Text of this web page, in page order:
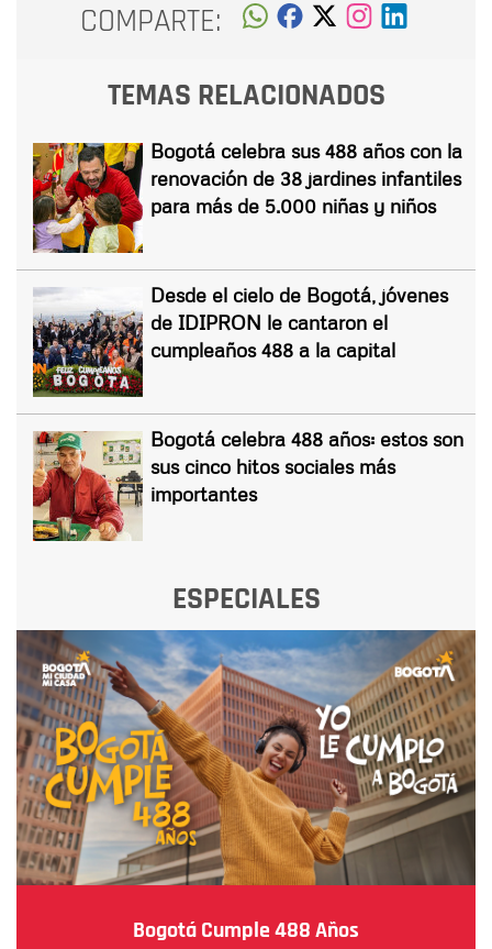
COMPARTE:
TEMAS RELACIONADOS
Bogotá celebra sus 488 años con la
renovación de 38 jardines infantiles
para más de 5.000 niñas y niños
Desde el cielo de Bogotá, jóvenes
de IDIPRON le cantaron el
cumpleaños 488 a la capital
Bogotá celebra 488 años: estos son
sus cinco hitos sociales más
importantes
ESPECIALES
Bogotá Cumple 488 Años